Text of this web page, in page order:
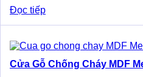
Đọc tiếp
Cửa Gỗ Chống Cháy MDF